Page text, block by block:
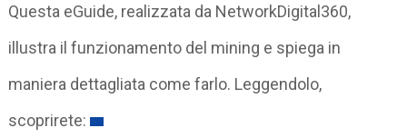
Questa eGuide, realizzata da NetworkDigital360,
illustra il funzionamento del mining e spiega in
maniera dettagliata come farlo. Leggendolo,
scoprirete: